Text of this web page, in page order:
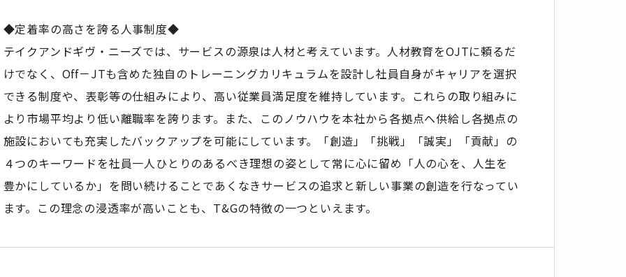
◆定着率の高さを誇る人事制度◆
テイクアンドギヴ・ニーズでは、サービスの源泉は人材と考えています。人材教育をOJTに頼るだ
けでなく、Off－JTも含めた独自のトレーニングカリキュラムを設計し社員自身がキャリアを選択
できる制度や、表彰等の仕組みにより、高い従業員満足度を維持しています。これらの取り組みに
より市場平均より低い離職率を誇ります。また、このノウハウを本社から各拠点へ供給し各拠点の
施設においても充実したバックアップを可能にしています。「創造」「挑戦」「誠実」「貢献」の
４つのキーワードを社員一人ひとりのあるべき理想の姿として常に心に留め「人の心を、人生を
豊かにしているか」を問い続けることであくなきサービスの追求と新しい事業の創造を行なってい
ます。この理念の浸透率が高いことも、T&Gの特徴の一つといえます。